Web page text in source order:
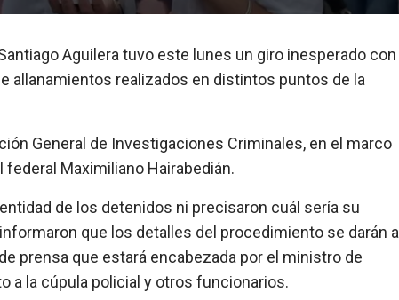
Aguilera tuvo este lunes un giro inesperado con
allanamientos realizados en distintos puntos de la
General de Investigaciones Criminales, en el marco
Maximiliano Hairabedián.
de los detenidos ni precisaron cuál sería su
que los detalles del procedimiento se darán a
prensa que estará encabezada por el ministro de
a la cúpula policial y otros funcionarios.